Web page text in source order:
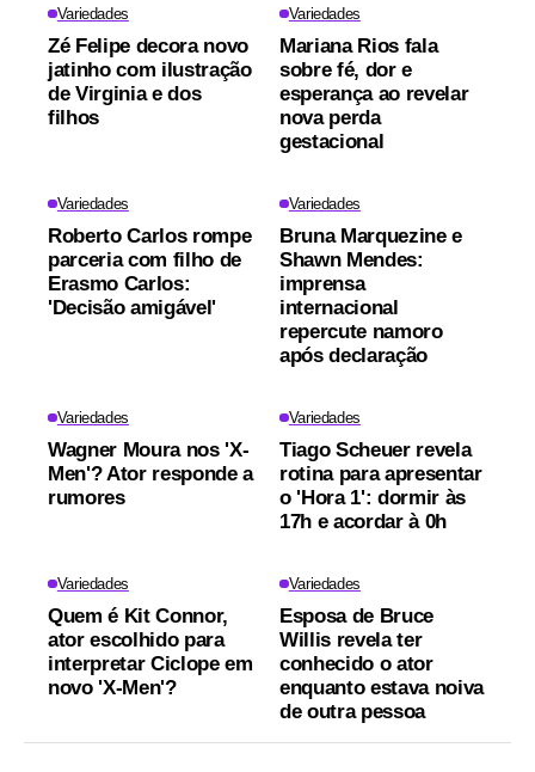
Variedades
Zé Felipe decora novo
jatinho com ilustração
de Virginia e dos
filhos
Variedades
Mariana Rios fala
sobre fé, dor e
esperança ao revelar
nova perda
gestacional
Variedades
Roberto Carlos rompe
parceria com filho de
Erasmo Carlos:
'Decisão amigável'
Variedades
Bruna Marquezine e
Shawn Mendes:
imprensa
internacional
repercute namoro
após declaração
Variedades
Wagner Moura nos 'X-
Men'? Ator responde a
rumores
Variedades
Tiago Scheuer revela
rotina para apresentar
o 'Hora 1': dormir às
17h e acordar à 0h
Variedades
Quem é Kit Connor,
ator escolhido para
interpretar Ciclope em
novo 'X-Men'?
Variedades
Esposa de Bruce
Willis revela ter
conhecido o ator
enquanto estava noiva
de outra pessoa